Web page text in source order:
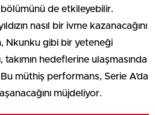
de etkileyebilir.
nasıl bir ivme kazanacağını
Nkunku gibi bir yeteneği
takımın hedeflerine ulaşmasında
müthiş performans, Serie A’da
müjdeliyor.